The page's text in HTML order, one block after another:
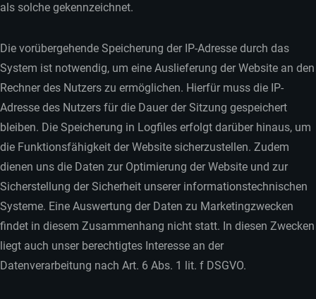
als solche gekennzeichnet.
Die vorübergehende Speicherung der IP-Adresse durch das
System ist notwendig, um eine Auslieferung der Website an den
Rechner des Nutzers zu ermöglichen. Hierfür muss die IP-
Adresse des Nutzers für die Dauer der Sitzung gespeichert
bleiben. Die Speicherung in Logfiles erfolgt darüber hinaus, um
die Funktionsfähigkeit der Website sicherzustellen. Zudem
dienen uns die Daten zur Optimierung der Website und zur
Sicherstellung der Sicherheit unserer informationstechnischen
Systeme. Eine Auswertung der Daten zu Marketingzwecken
findet in diesem Zusammenhang nicht statt. In diesen Zwecken
liegt auch unser berechtigtes Interesse an der
Datenverarbeitung nach Art. 6 Abs. 1 lit. f DSGVO.